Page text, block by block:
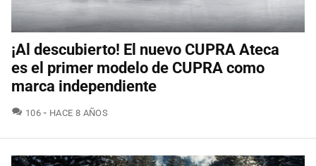
¡Al descubierto! El nuevo CUPRA Ateca
es el primer modelo de CUPRA como
marca independiente
106 COMENTARIOS
HACE 8 AÑOS